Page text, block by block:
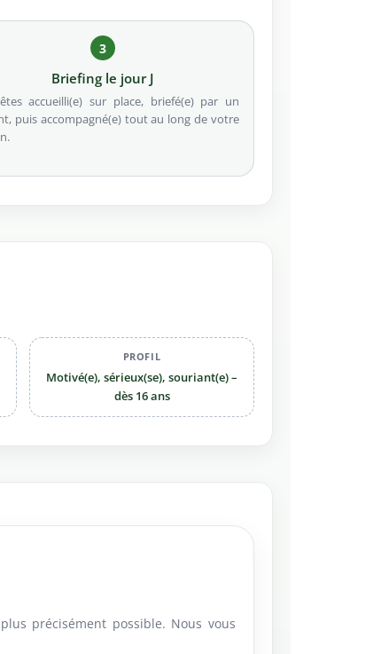
3
Briefing le jour J
accueilli(e) sur place, briefé(e) par un
puis accompagné(e) tout au long de votre
PROFIL
Motivé(e), sérieux(se), souriant(e) –
dès 16 ans
précisément possible. Nous vous